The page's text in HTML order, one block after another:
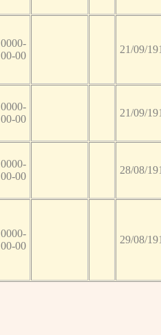
0000-
00-00
21/09/
0000-
00-00
21/09/
0000-
00-00
28/08/
0000-
00-00
29/08/